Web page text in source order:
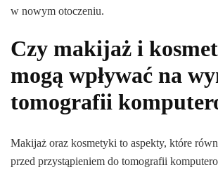
w nowym otoczeniu.
Czy makijaż i
mogą wpływać na
tomografii
Makijaż oraz kosmetyki to aspekty, które
przed przystąpieniem do tomografii